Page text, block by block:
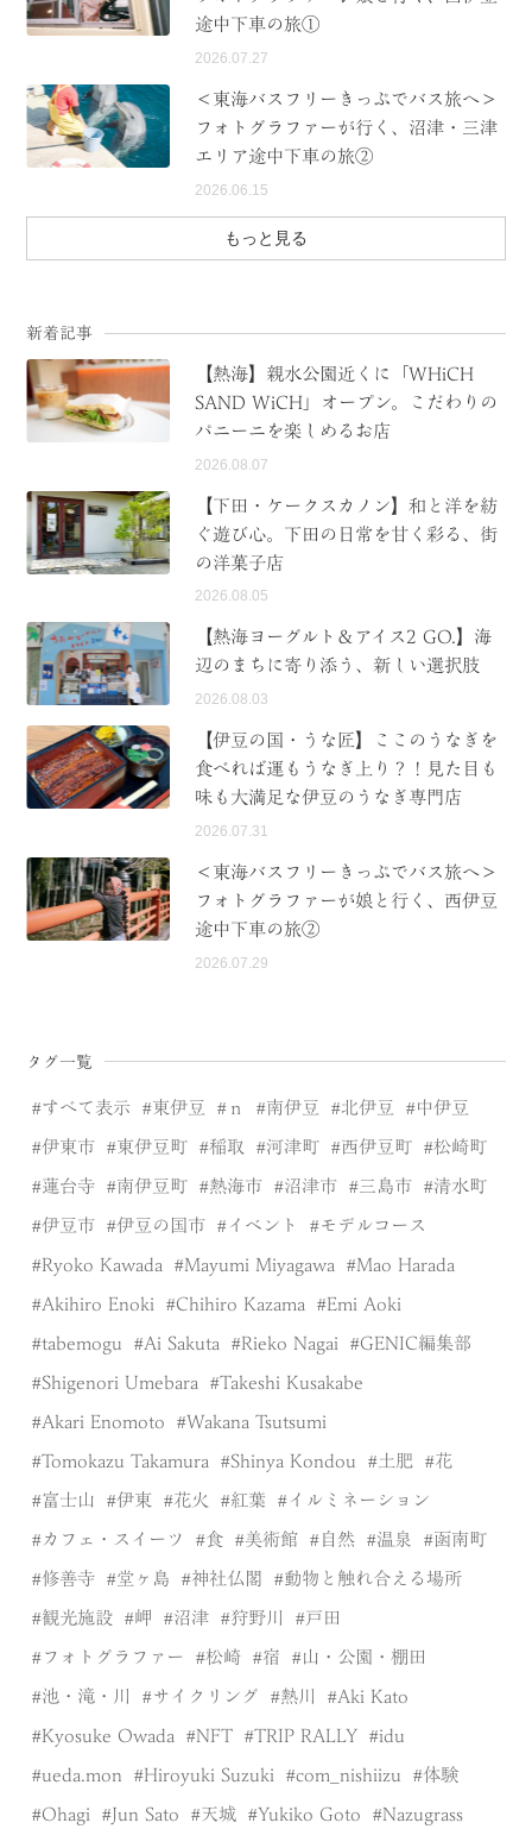
途中下車の旅①
2026.07.27
＜東海バスフリーきっぷでバス旅へ＞
フォトグラファーが行く、沼津・三津
エリア途中下車の旅②
2026.06.15
もっと見る
新着記事
【熱海】親水公園近くに「WHiCH
SAND WiCH」オープン。こだわりの
パニーニを楽しめるお店
2026.08.07
【下田・ケークスカノン】和と洋を紡
ぐ遊び心。下田の日常を甘く彩る、街
の洋菓子店
2026.08.05
【熱海ヨーグルト＆アイス2 GO.】海
辺のまちに寄り添う、新しい選択肢
2026.08.03
【伊豆の国・うな匠】ここのうなぎを
食べれば運もうなぎ上り？！見た目も
味も大満足な伊豆のうなぎ専門店
2026.07.31
＜東海バスフリーきっぷでバス旅へ＞
フォトグラファーが娘と行く、西伊豆
途中下車の旅②
2026.07.29
タグ一覧
すべて表示 東伊豆 ｎ 南伊豆 北伊豆 中伊豆
伊東市 東伊豆町 稲取 河津町 西伊豆町 松崎町
蓮台寺 南伊豆町 熱海市 沼津市 三島市 清水町
伊豆市 伊豆の国市 イベント モデルコース
Ryoko Kawada Mayumi Miyagawa Mao Harada
Akihiro Enoki Chihiro Kazama Emi Aoki
tabemogu Ai Sakuta Rieko Nagai GENIC編集部
Shigenori Umebara Takeshi Kusakabe
Akari Enomoto Wakana Tsutsumi
Tomokazu Takamura Shinya Kondou 土肥 花
富士山 伊東 花火 紅葉 イルミネーション
カフェ・スイーツ 食 美術館 自然 温泉 函南町
修善寺 堂ヶ島 神社仏閣 動物と触れ合える場所
観光施設 岬 沼津 狩野川 戸田
フォトグラファー 松崎 宿 山・公園・棚田
池・滝・川 サイクリング 熱川 Aki Kato
Kyosuke Owada NFT TRIP RALLY idu
ueda.mon Hiroyuki Suzuki com_nishiizu 体験
Ohagi Jun Sato 天城 Yukiko Goto Nazugrass